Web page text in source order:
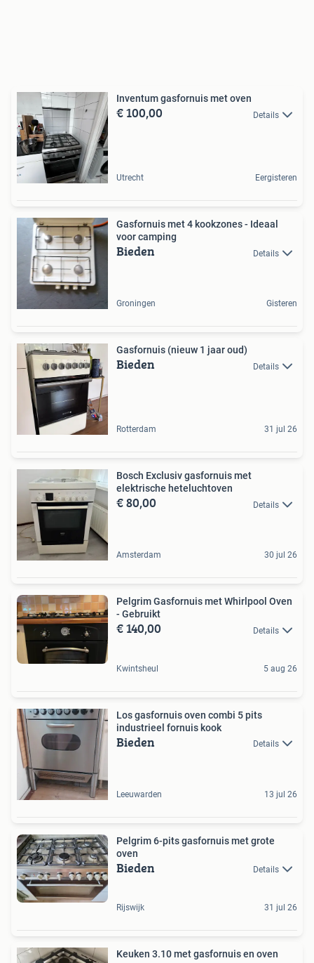
Inventum gasfornuis met oven
€ 100,00 Details
Utrecht Eergisteren
Gasfornuis met 4 kookzones - Ideaal
voor camping
Bieden Details
Groningen Gisteren
Gasfornuis (nieuw 1 jaar oud)
Bieden Details
Rotterdam 31 jul 26
Bosch Exclusiv gasfornuis met
elektrische heteluchtoven
€ 80,00 Details
Amsterdam 30 jul 26
Pelgrim Gasfornuis met Whirlpool Oven
- Gebruikt
€ 140,00 Details
Kwintsheul 5 aug 26
Los gasfornuis oven combi 5 pits
industrieel fornuis kook
Bieden Details
Leeuwarden 13 jul 26
Pelgrim 6-pits gasfornuis met grote
oven
Bieden Details
Rijswijk 31 jul 26
Keuken 3.10 met gasfornuis en oven